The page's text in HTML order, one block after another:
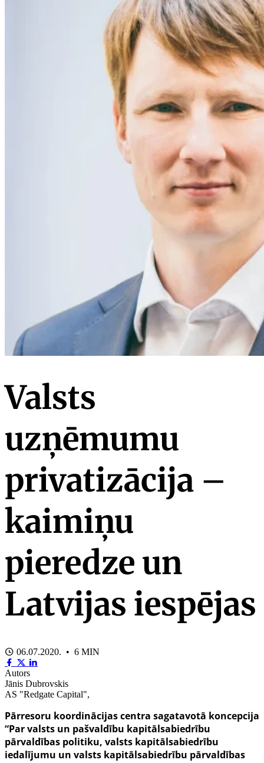
Valsts
uzņēmumu
privatizācija –
kaimiņu
pieredze un
Latvijas iespējas
06.07.2020. • 6 MIN
Autors
Jānis Dubrovskis
AS "Redgate Capital",
Pārresoru koordinācijas centra sagatavotā koncepcija
“Par valsts un pašvaldību kapitālsabiedrību
pārvaldības politiku, valsts kapitālsabiedrību
iedalījumu un valsts kapitālsabiedrību pārvaldības